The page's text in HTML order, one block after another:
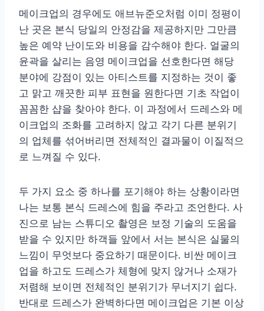
메이크업의 경우에도 애브뉴준오처럼 이미 정평이
난 곳은 본식 당일의 안정감을 제공하지만 그만큼
높은 예약 난이도와 비용을 감수해야 한다. 얼굴의
윤곽을 살리는 음영 메이크업을 선호한다면 해당
분야에 강점이 있는 아티스트를 지정하는 것이 좋
고 맑고 깨끗한 피부 표현을 원한다면 기초 작업이
꼼꼼한 샵을 찾아야 한다. 이 과정에서 드레스와 메
이크업의 조화를 고려하지 않고 각기 다른 분위기
의 업체를 섞어버리면 전체적인 결과물이 이질적으
로 느껴질 수 있다.
두 가지 요소 중 하나를 포기해야 하는 상황이라면
나는 보통 본식 드레스에 힘을 주라고 조언한다. 사
진으로 남는 스튜디오 촬영은 보정 기술의 도움을
받을 수 있지만 하객들 앞에서 서는 본식은 실물의
느낌이 무엇보다 중요하기 때문이다. 비싼 메이크
업을 하고도 드레스가 체형에 맞지 않거나 소재가
저렴해 보이면 전체적인 분위기가 무너지기 쉽다.
반대로 드레스가 완벽하다면 메이크업은 기본 이상